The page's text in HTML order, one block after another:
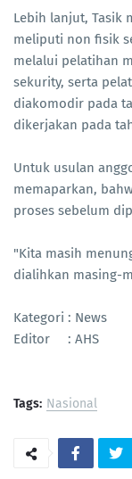
Lebih lanjut, Tasik
meliputi non fisik
melalui pelatihan
sekurity, serta
diakomodir pada
dikerjakan pada
Untuk usulan
memaparkan,
proses sebelum
"Kita masih
dialihkan masing-
Kategori : News
Editor : AHS
Tags: Nasional